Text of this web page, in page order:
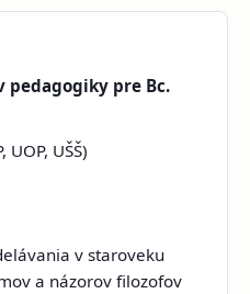
pedagogiky pre Bc.
UŠŠ)
v staroveku
a názorov filozofov